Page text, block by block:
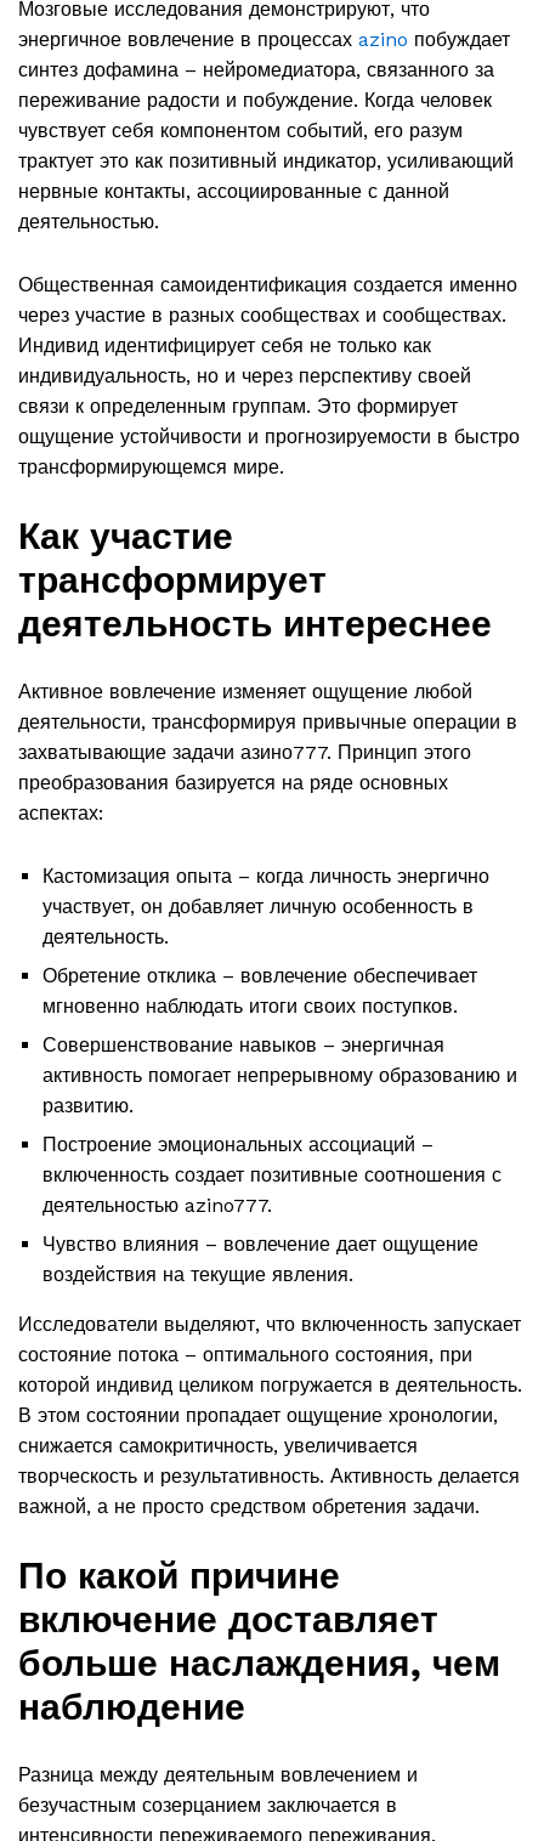
Мозговые исследования демонстрируют, что
энергичное вовлечение в процессах azino побуждает
синтез дофамина – нейромедиатора, связанного за
переживание радости и побуждение. Когда человек
чувствует себя компонентом событий, его разум
трактует это как позитивный индикатор, усиливающий
нервные контакты, ассоциированные с данной
деятельностью.
Общественная самоидентификация создается именно
через участие в разных сообществах и сообществах.
Индивид идентифицирует себя не только как
индивидуальность, но и через перспективу своей
связи к определенным группам. Это формирует
ощущение устойчивости и прогнозируемости в быстро
трансформирующемся мире.
Как участие
трансформирует
деятельность интереснее
Активное вовлечение изменяет ощущение любой
деятельности, трансформируя привычные операции в
захватывающие задачи азино777. Принцип этого
преобразования базируется на ряде основных
аспектах:
Кастомизация опыта – когда личность энергично
участвует, он добавляет личную особенность в
деятельность.
Обретение отклика – вовлечение обеспечивает
мгновенно наблюдать итоги своих поступков.
Совершенствование навыков – энергичная
активность помогает непрерывному образованию и
развитию.
Построение эмоциональных ассоциаций –
включенность создает позитивные соотношения с
деятельностью azino777.
Чувство влияния – вовлечение дает ощущение
воздействия на текущие явления.
Исследователи выделяют, что включенность запускает
состояние потока – оптимального состояния, при
которой индивид целиком погружается в деятельность.
В этом состоянии пропадает ощущение хронологии,
снижается самокритичность, увеличивается
творческость и результативность. Активность делается
важной, а не просто средством обретения задачи.
По какой причине
включение доставляет
больше наслаждения, чем
наблюдение
Разница между деятельным вовлечением и
безучастным созерцанием заключается в
интенсивности переживаемого переживания.